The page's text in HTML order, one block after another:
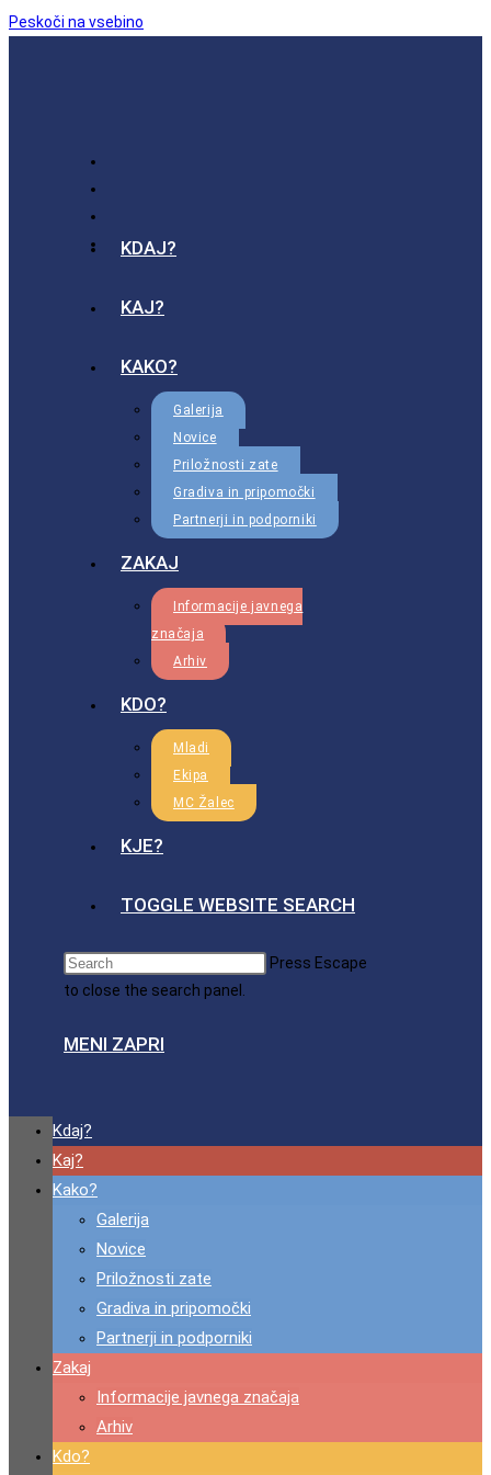
Peskoči na vsebino
KDAJ?
KAJ?
KAKO?
Galerija
Novice
Priložnosti zate
Gradiva in pripomočki
Partnerji in podporniki
ZAKAJ
Informacije javnega
značaja
Arhiv
KDO?
Mladi
Ekipa
MC Žalec
KJE?
TOGGLE WEBSITE SEARCH
Press Escape
to close the search panel.
MENI ZAPRI
Kdaj?
Kaj?
Kako?
Galerija
Novice
Priložnosti zate
Gradiva in pripomočki
Partnerji in podporniki
Zakaj
Informacije javnega značaja
Arhiv
Kdo?